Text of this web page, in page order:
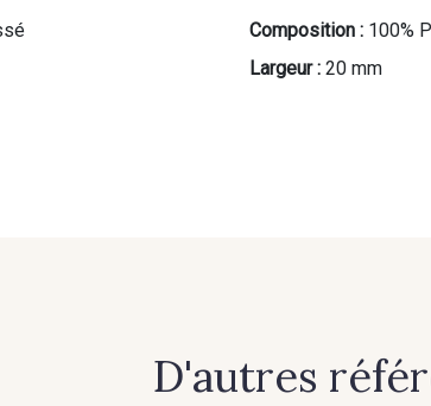
Composition : 100%
Largeur : 20 mm
D'autres